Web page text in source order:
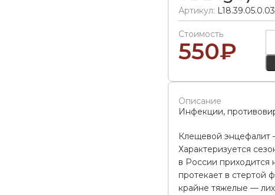
Артикул:
Стоимость
550₽
Описание
Инфекции,
Клещевой энцефалит
Характеризуется
в России приходится
протекает в стертой
крайне тяжелые —